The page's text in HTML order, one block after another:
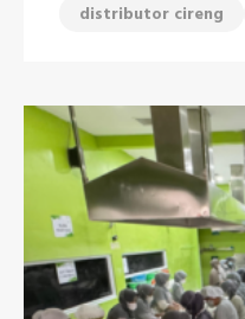
distributor cireng